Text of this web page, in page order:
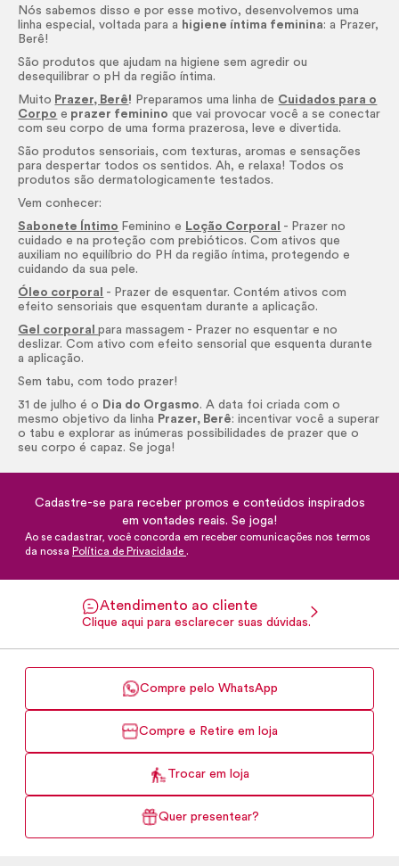
Nós sabemos disso e por esse motivo, desenvolvemos uma
linha especial, voltada para a higiene íntima feminina: a Prazer,
Berê!
São produtos que ajudam na higiene sem agredir ou
desequilibrar o pH da região íntima.
Muito Prazer, Berê! Preparamos uma linha de Cuidados para o
Corpo e prazer feminino que vai provocar você a se conectar
com seu corpo de uma forma prazerosa, leve e divertida.
São produtos sensoriais, com texturas, aromas e sensações
para despertar todos os sentidos. Ah, e relaxa! Todos os
produtos são dermatologicamente testados.
Vem conhecer:
Sabonete Íntimo Feminino e Loção Corporal
- Prazer no
cuidado e na proteção com prebióticos. Com ativos que
auxiliam no equilíbrio do PH da região íntima, protegendo e
cuidando da sua pele.
Óleo corporal
- Prazer de esquentar. Contém ativos com
efeito sensoriais que esquentam durante a aplicação.
Gel corporalpara massagem - Prazer no esquentar e no
deslizar. Com ativo com efeito sensorial que esquenta durante
a aplicação.
Sem tabu, com todo prazer!
31 de julho é o Dia do Orgasmo. A data foi criada com o
mesmo objetivo da linha Prazer, Berê: incentivar você a superar
o tabu e explorar as inúmeras possibilidades de prazer que o
seu corpo é capaz. Se joga!
Cadastre-se para receber promos e conteúdos inspirados
em vontades reais. Se joga!
Ao se cadastrar, você concorda em receber comunicações nos termos
da nossa Política de Privacidade .
Atendimento ao cliente
Clique aqui para esclarecer suas dúvidas.
Compre pelo WhatsApp
Compre e Retire em loja
Trocar em loja
Quer presentear?